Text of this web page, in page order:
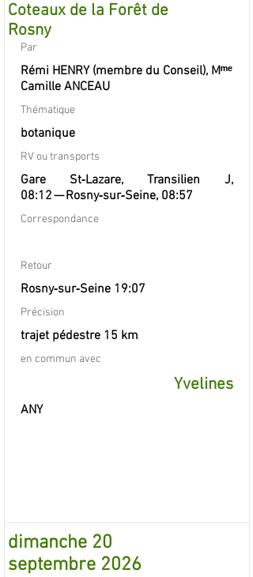
Coteaux de la Forêt de
Rosny
Par
Rémi HENRY (membre du Conseil), Mᵐᵉ
Camille ANCEAU
Thématique
botanique
RV ou transports
Gare St‐Lazare, Transilien J,
08:12 — Rosny‐sur‐Seine, 08:57
Correspondance
Retour
Rosny‐sur‐Seine 19:07
Précision
trajet pédestre 15 km
en commun avec
Yvelines
ANY
dimanche 20
septembre 2026